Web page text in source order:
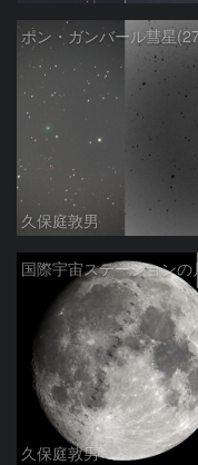
久保庭敦男
久保庭敦男